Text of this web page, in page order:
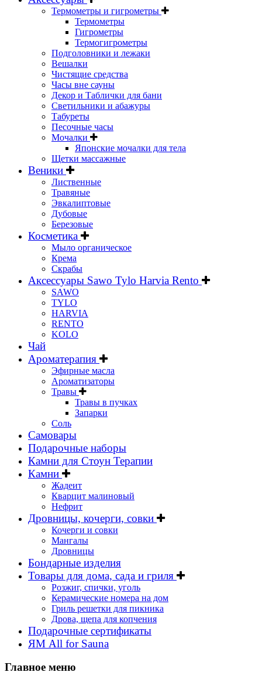
Термометры и гигрометры
Термометры
Гигрометры
Термогигрометры
Подголовники и лежаки
Вешалки
Чистящие средства
Часы вне сауны
Декор и Таблички для бани
Светильники и абажуры
Табуреты
Песочные часы
Мочалки
Японские мочалки для тела
Щетки массажные
Веники
Лиственные
Травяные
Эвкалиптовые
Дубовые
Березовые
Косметика
Мыло органическое
Крема
Скрабы
Аксессуары Sawo Tylo Harvia Rento
SAWO
TYLO
HARVIA
RENTO
KOLO
Чай
Ароматерапия
Эфирные масла
Ароматизаторы
Травы
Травы в пучках
Запарки
Соль
Самовары
Подарочные наборы
Камни для Стоун Терапии
Камни
Жадеит
Кварцит малиновый
Нефрит
Дровницы, кочерги, совки
Кочерги и совки
Мангалы
Дровницы
Бондарные изделия
Товары для дома, сада и гриля
Розжиг, спички, уголь
Керамические номера на дом
Гриль решетки для пикника
Дрова, щепа для копчения
Подарочные сертификаты
ЯМ All for Sauna
Главное меню